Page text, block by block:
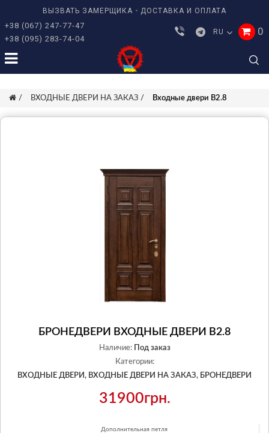
ВЫЗВАТЬ ЗАМЕРЩИКА ДОСТАВКА И ОПЛАТА
+38 (067) 247-77-47
+38 (095) 283-74-04
RU 0
ВХОДНЫЕ ДВЕРИ НА ЗАКАЗ Входные двери В2.8
БРОНЕДВЕРИ ВХОДНЫЕ ДВЕРИ В2.8
Наличие:
Под заказ
Категории:
ВХОДНЫЕ ДВЕРИ, ВХОДНЫЕ ДВЕРИ НА ЗАКАЗ, БРОНЕДВЕРИ
31900грн.
Дополнительная петля